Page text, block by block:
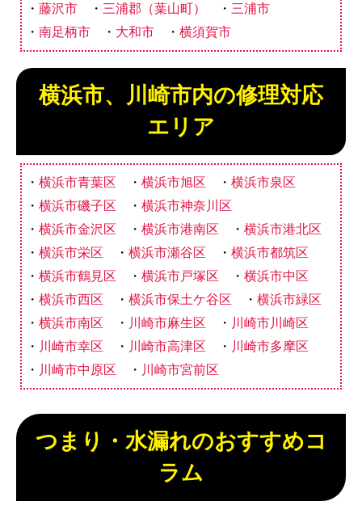
藤沢市
三浦郡（葉山町）
三浦市
南足柄市
大和市 横須賀市
横浜市、川崎市内の修理対応
エリア
横浜市青葉区 横浜市旭区
横浜市泉区
横浜市磯子区
横浜市神奈川区
横浜市金沢区
横浜市港南区
横浜市港北区
横浜市栄区
横浜市瀬谷区
横浜市都筑区
横浜市鶴見区
横浜市戸塚区
横浜市中区
横浜市西区
横浜市保土ケ谷区
横浜市緑区
横浜市南区
川崎市麻生区
川崎市川崎区
川崎市幸区
川崎市高津区
川崎市多摩区
川崎市中原区
川崎市宮前区
つまり・水漏れのおすすめコ
ラム